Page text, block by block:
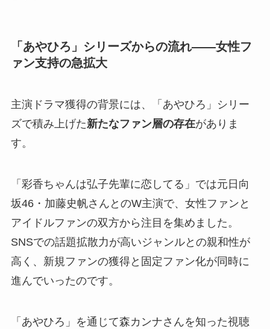
「あやひろ」シリーズからの流れ——女性フ
ァン支持の急拡大
主演ドラマ獲得の背景には、「あやひろ」シリー
ズで積み上げた新たなファン層の存在がありま
す。
「彩香ちゃんは弘子先輩に恋してる」では元日向
坂46・加藤史帆さんとのW主演で、女性ファンと
アイドルファンの双方から注目を集めました。
SNSでの話題拡散力が高いジャンルとの親和性が
高く、新規ファンの獲得と固定ファン化が同時に
進んでいったのです。
「あやひろ」を通じて森カンナさんを知った視聴